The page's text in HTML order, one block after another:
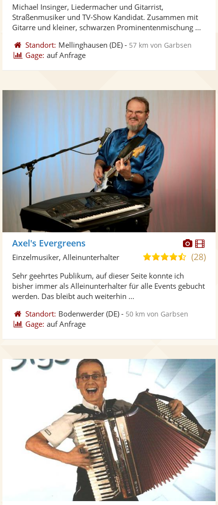
Sternen
Michael Insinger, Liedermacher und Gitarrist,
Straßenmusiker und TV-Show Kandidat. Zusammen mit
Gitarre und kleiner, schwarzen Prominentenmischung ...
Standort: Mellinghausen (DE) - 57 km von Garbsen
Gage: auf Anfrage
Axel's Evergreens
4,7
5
(28)
Einzelmusiker, Alleinunterhalter
Sehr geehrtes Publikum, auf dieser Seite konnte ich
bisher immer als Alleinunterhalter für alle Events gebucht
werden. Das bleibt auch weiterhin ...
Standort: Bodenwerder (DE) - 50 km von Garbsen
Gage: auf Anfrage